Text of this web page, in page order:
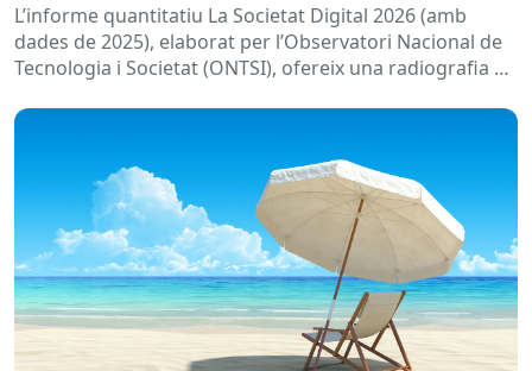
L’informe quantitatiu La Societat Digital 2026 (amb
dades de 2025), elaborat per l’Observatori Nacional de
Tecnologia i Societat (ONTSI), ofereix una radiografia de